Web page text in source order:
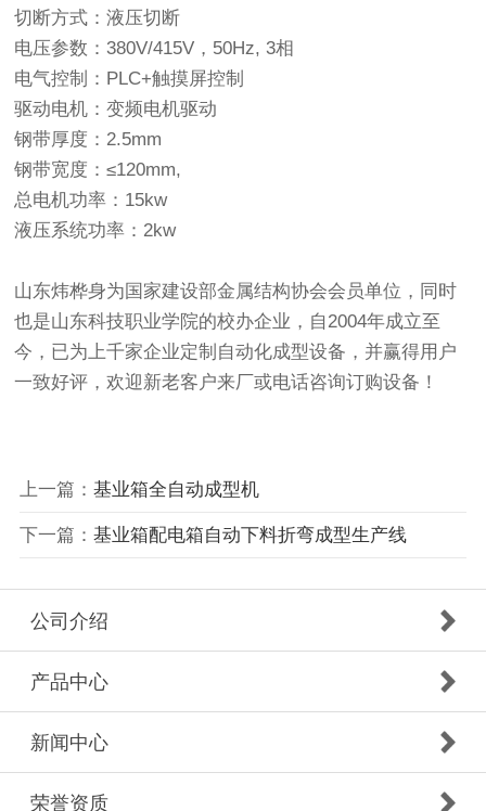
切断方式：液压切断
电压参数：380V/415V，50Hz, 3相
电气控制：PLC+触摸屏控制
驱动电机：变频电机驱动
钢带厚度：2.5mm
钢带宽度：≤120mm,
总电机功率：15kw
液压系统功率：2kw
山东炜桦身为国家建设部金属结构协会会员单位，同时
也是山东科技职业学院的校办企业，自2004年成立至
今，已为上千家企业定制自动化成型设备，并赢得用户
一致好评，欢迎新老客户来厂或电话咨询订购设备！
上一篇： 基业箱全自动成型机
下一篇： 基业箱配电箱自动下料折弯成型生产线
公司介绍
产品中心
新闻中心
荣誉资质